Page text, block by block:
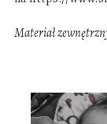
Materiał